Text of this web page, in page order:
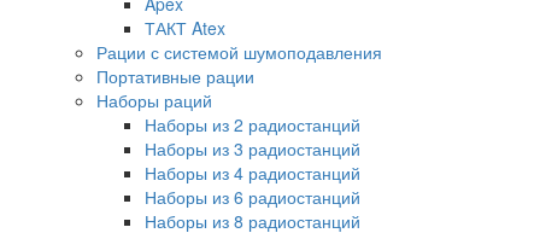
ТАКТ Atex
Рации с системой шумоподавления
Портативные рации
Наборы раций
Наборы из 2 радиостанций
Наборы из 3 радиостанций
Наборы из 4 радиостанций
Наборы из 6 радиостанций
Наборы из 8 радиостанций